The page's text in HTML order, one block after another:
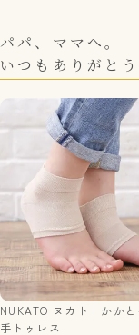
パパ、ママへ。
いつもありがと
NUKATO ヌカト | かか
手トゥレス